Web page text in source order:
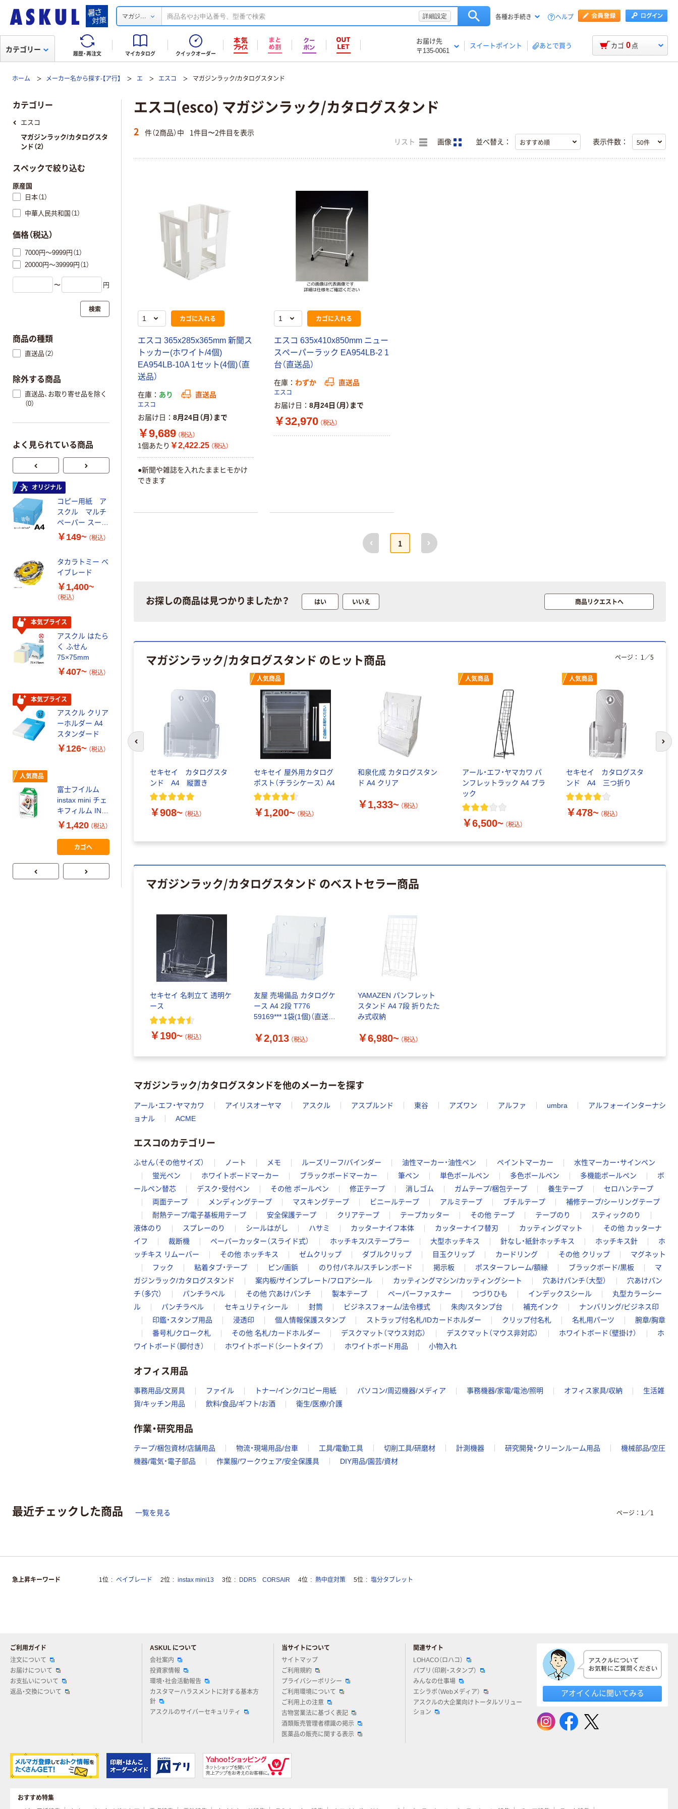
マガジ... 詳細設定 各種お手続き ヘルプ
履歴・再注文 マイカタログ クイックオーダー
お届け先
〒135-0061
スイートポイント あとで買う
カテゴリー カゴ 0 点
ホーム メーカー名から探す-【ア行】 エ エスコ マガジンラック/カタログスタンド
エスコ(esco) マガジンラック/カタログスタンド
2 件（2商品）中 1件目〜2件目を表示
リスト 画像 並べ替え： 表示件数：
カゴに入れる
エスコ 365x285x365mm 新聞ス
トッカー(ホワイト/4個)
EA954LB-10A 1セット(4個)（直
送品）
在庫 あり 直送品
エスコ
お届け日 8月24日（月）まで
￥9,689 （税込）
1個あたり ￥2,422.25 （税込）
●新聞や雑誌を入れたままヒモかけ
できます
カゴに入れる
エスコ 635x410x850mm ニュー
スペーパーラック EA954LB-2 1
台（直送品）
在庫 わずか 直送品
エスコ
お届け日 8月24日（月）まで
￥32,970 （税込）
前へ
1
次へ
お探しの商品は見つかりましたか？ はい いいえ 商品リクエストへ
マガジンラック/カタログスタンド のヒット商品
セキセイ カタログスタ
ンド A4 縦置き
￥908~ （税込）
人気商品
セキセイ 屋外用カタログ
ポスト（チラシケース） A4
￥1,200~ （税込）
和泉化成 カタログスタン
ド A4 クリア
￥1,333~ （税込）
人気商品
アール・エフ・ヤマカワ パ
ンフレットラック A4 ブラ
ック
￥6,500~ （税込）
人気商品
セキセイ カタログスタ
ンド A4 三つ折り
￥478~ （税込）
ページ： 1 ／5
次
マガジンラック/カタログスタンド のベストセラー商品
セキセイ 名刺立て 透明ケ
ース
￥190~ （税込）
友屋 売場備品 カタログケ
ース A4 2段 T776
59169*** 1袋(1個)（直送
￥2,013 （税込）
YAMAZEN パンフレット
スタンド A4 7段 折りたた
み式収納
￥6,980~ （税込）
マガジンラック/カタログスタンドを他のメーカーを探す
アール・エフ・ヤマカワ アイリスオーヤマ アスクル アスプルンド 東谷 アズワン アルファ umbra
アルフォーインターナシ
ョナル
ACME
エスコのカテゴリー
ふせん（その他サイズ） ノート メモ ルーズリーフ/バインダー 油性マーカー・油性ペン ペイントマーカー
水性マーカー・サインペン
蛍光ペン
ホワイトボードマーカー ブラックボードマーカー 筆ペン 単色ボールペン 多色ボールペン 多機能ボールペン
ボ
ールペン替芯
デスク・受付ペン その他 ボールペン 修正テープ 消しゴム ガムテープ/梱包テープ 養生テープ
セロハンテープ
両面テープ
メンディングテープ マスキングテープ ビニールテープ アルミテープ ブチルテープ
補修テープ/シーリングテープ
耐熱テープ/電子基板用テープ
安全保護テープ クリアテープ テープカッター その他 テープ テープのり
スティックのり
液体のり
スプレーのり シールはがし ハサミ カッターナイフ本体 カッターナイフ替刃 カッティングマット
その他 カッターナ
イフ
裁断機 ペーパーカッター（スライド式） ホッチキス/ステープラー 大型ホッチキス 針なし・紙針ホッチキス ホッチキス針
ホ
ッチキス リムーバー
その他 ホッチキス ゼムクリップ ダブルクリップ 目玉クリップ カードリング その他 クリップ
マグネット
フック
粘着タブ・テープ ピン/画鋲 のり付パネル/スチレンボード 掲示板 ポスターフレーム/額縁 ブラックボード/黒板
マ
ガジンラック/カタログスタンド
案内板/サインプレート/フロアシール カッティングマシン/カッティングシート 穴あけパンチ（大型）
穴あけパン
チ（多穴）
パンチラベル その他 穴あけパンチ 製本テープ ペーパーファスナー つづりひも インデックスシール
丸型カラーシー
ル
パンチラベル セキュリティシール 封筒 ビジネスフォーム/法令様式 朱肉/スタンプ台 補充インク
ナンバリング/ビジネス印
印鑑・スタンプ用品
浸透印 個人情報保護スタンプ ストラップ付名札/IDカードホルダー クリップ付名札 名札用パーツ
腕章/胸章
番号札/クローク札
その他 名札/カードホルダー デスクマット（マウス対応） デスクマット（マウス非対応） ホワイトボード（壁掛け）
ホ
ワイトボード（脚付き）
ホワイトボード（シートタイプ） ホワイトボード用品 小物入れ
オフィス用品
事務用品/文房具 ファイル トナー/インク/コピー用紙 パソコン/周辺機器/メディア 事務機器/家電/電池/照明 オフィス家具/収納
生活雑
貨/キッチン用品
飲料/食品/ギフト/お酒 衛生/医療/介護
作業・研究用品
テープ/梱包資材/店舗用品 物流・現場用品/台車 工具/電動工具 切削工具/研磨材 計測機器 研究開発・クリーンルーム用品
機械部品/空圧
機器/電気・電子部品
作業服/ワークウェア/安全保護具 DIY用品/園芸/資材
カテゴリー
エスコ
マガジンラック/カタログスタ
ンド（2）
スペックで絞り込む
原産国
日本（1）
中華人民共和国（1）
価格（税込）
7000円～9999円（1）
20000円～39999円（1）
〜 円
検索
商品の種類
直送品（2）
除外する商品
直送品、お取り寄せ品を除く
（0）
よく見られている商品
オリジナル
コピー用紙 ア
スクル マルチ
ペーパー スーパ
ーホワイト+
￥149~ （税込）
タカラトミー ベ
イブレード
￥1,400~
（税込）
本気プライス
アスクル はたら
く ふせん
75×75mm
￥407~ （税込）
本気プライス
アスクル クリア
ーホルダー A4
スタンダード
￥126~ （税込）
人気商品
富士フイルム
instax mini チェ
キフィルム INS
MINI JP1 1パッ
ク（10枚入り）
￥1,420 （税込）
カゴへ
ータイプ 乳白半
電池 北欧パッ
本気プライス
ティッシュペー
パー ボックス
コンパクト ビ
ビッド PEFC認
￥328~ （税込）
コピー用紙 マ
ルチペーパー
スーパーエコノ
￥149~ （税込）
本気プライス
【ガムテープ】ア
スクル 現場のチ
0.22mm 布テー
￥145~
く ふせん
ｍ 再生紙
100% 6ロール
証
オリジナル
乾電池 単4
形 アルカリ乾
電池 北欧パッ
ケージ アスク
ルオリジナル
￥140~ （税込）
オリジナル
アスクルオリジ
ナル ラミネー
トフィルム A4
100μ（ミクロン）
￥458~ （税込）
本気プライス
ペーパータオル
中判 再生紙
FSC認証 シング
￥149~
のチカラ」 養生
￥358~
オリジナル
チックグローブ
￥398~
富士フイルム
instax mini13
INS MINI 13
￥12,100~
本気プライス
大塚製薬工場
経口補水液 オー
アスクル セロハ
本気プライス
アスクル トイ
レのおそうじシ
ート 大王製紙
共同企画 トイ
レクリーナー
オリジナル
￥330~
本気プライス
アスクル フラッ
ノミータイプ
A4タテ(コクヨ
製造）
￥115~
WW2
￥1,580~
（税込）
パー シングル
リサイクル100
芯あり FSC認
証
最近チェックした商品 一覧を見る ページ： 1 ／1
急上昇キーワード 1位 ベイブレード 2位 instax mini13 3位 DDR5 CORSAIR 4位 熱中症対策 5位 塩分タブレット
ご利用ガイド
注文について
お届けについて
お支払いについて
返品・交換について
ASKUL について
会社案内
投資家情報
環境・社会活動報告
カスタマーハラスメントに対する基本方
針
アスクルのサイバーセキュリティ
当サイトについて
サイトマップ
ご利用規約
プライバシーポリシー
ご利用環境について
ご利用上の注意
古物営業法に基づく表記
酒類販売管理者標識の掲示
医薬品の販売に関する表示
関連サイト
LOHACO（ロハコ）
パプリ（印刷・スタンプ）
みんなの仕事場
エシラボ（Webメディア）
アスクルの大企業向けトータルソリュー
ション
アオイくんに聞いてみる
おすすめ特集